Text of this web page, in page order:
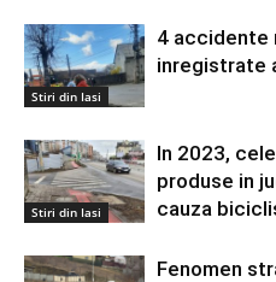
Stiri din Iasi
4 accidente
inregistrate
Stiri din Iasi
In 2023,
produse in
cauza
Fenomen